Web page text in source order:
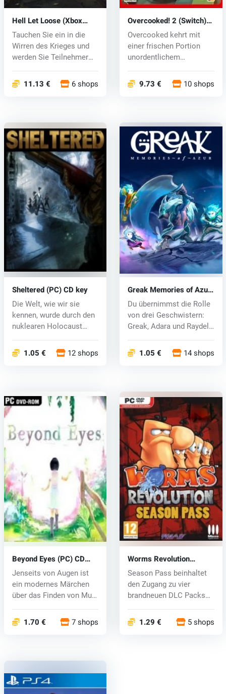
Hell Let Loose (Xbox
One) key
Tauchen Sie ein in die
Wirren des Krieges und
werden Sie Teilnehmer
11.13 € 6 shops
Overcooked! 2 (Switch)
key
Overcooked kehrt mit
einer frischen Portion
unordentlichem
9.73 € 10 shops
Sheltered (PC) CD key
Die Welt, wie wir sie
kennen, wurde durch den
nuklearen Holocaust
1.05 € 12 shops
Greak Memories of Azur
(PC) key
Du übernimmst die Rolle
von drei Geschwistern:
Greak, Adara und Raydel,
1.05 € 14 shops
Beyond Eyes (PC) CD
key
Jenseits von Augen ist
ein modernes Märchen
über das Finden von Mut
1.70 € 7 shops
Worms Revolution
Season Pass (PC) CD
key
Season Pass beinhaltet
den Zugang zu vier
brandneuen DLC Packs
1.29 € 5 shops